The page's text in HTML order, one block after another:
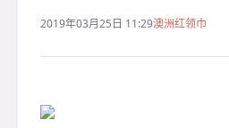
2019年03月25日 11:29澳洲红领巾